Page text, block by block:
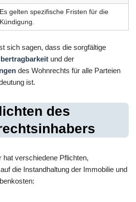
Es gelten spezifische Fristen für die
Kündigung.
sich sagen, dass die sorgfältige
und der
des Wohnrechts für alle Parteien
ist.
des
hat verschiedene Pflichten,
die Instandhaltung der Immobilie und